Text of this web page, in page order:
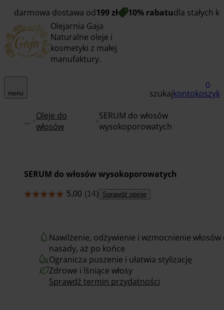
darmowa dostawa od199 zł 10% rabatudla stałych
Olejarnia Gaja
Naturalne oleje i
kosmetyki z małej
manufaktury.
menu szukajkonto
0
koszyk
...
Oleje do
włosów
SERUM do włosów
wysokoporowatych
SERUM do włosów wysokoporowatych
Sprawdź opinie
Nawilżenie, odżywienie i wzmocnienie włosów
nasady, aż po końce
Ogranicza puszenie i ułatwia stylizację
Zdrowe i lśniące włosy
Sprawdź termin przydatności